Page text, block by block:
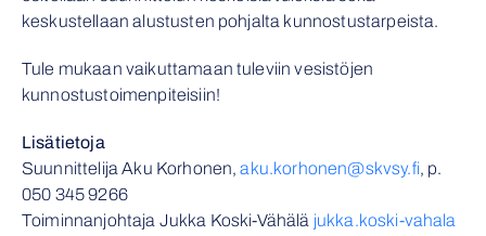
keskustellaan alustusten pohjalta kunnostustarpeista.
Tule mukaan vaikuttamaan tuleviin vesistöjen
kunnostustoimenpiteisiin!
Lisätietoja
Suunnittelija Aku Korhonen,aku.korhonen@skvsy.fi, p.
050 345 9266
Toiminnanjohtaja Jukka Koski-Vähälä jukka.koski-vahala